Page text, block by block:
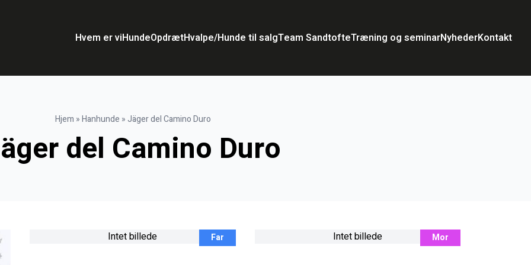
Hvem er viHundeOpdrætHvalpe/Hunde til salgTeam SandtofteTræning og seminarNyhederKontakt
Hjem »Hanhunde »Jäger del Camino Duro
del Camino Duro
Far
Intet billede Mor
Intet billede